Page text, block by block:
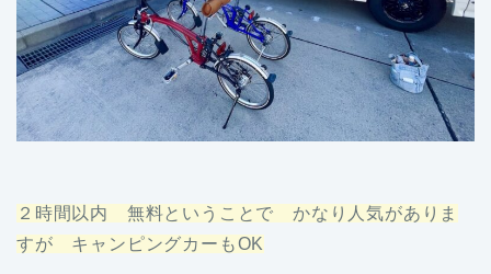
２時間以内 無料ということで かなり人気がありま
すが キャンピングカーもOK